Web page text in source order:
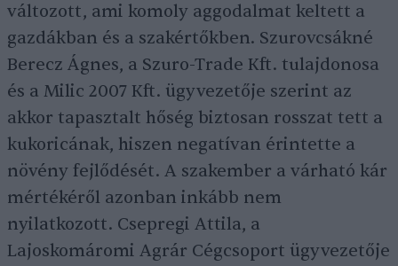
változott, ami komoly aggodalmat keltett a
gazdákban és a szakértőkben. Szurovcsákné
Berecz Ágnes, a Szuro-Trade Kft. tulajdonosa
és a Milic 2007 Kft. ügyvezetője szerint az
akkor tapasztalt hőség biztosan rosszat tett a
kukoricának, hiszen negatívan érintette a
növény fejlődését. A szakember a várható kár
mértékéről azonban inkább nem
nyilatkozott. Csepregi Attila, a
Lajoskomáromi Agrár Cégcsoport ügyvezetője